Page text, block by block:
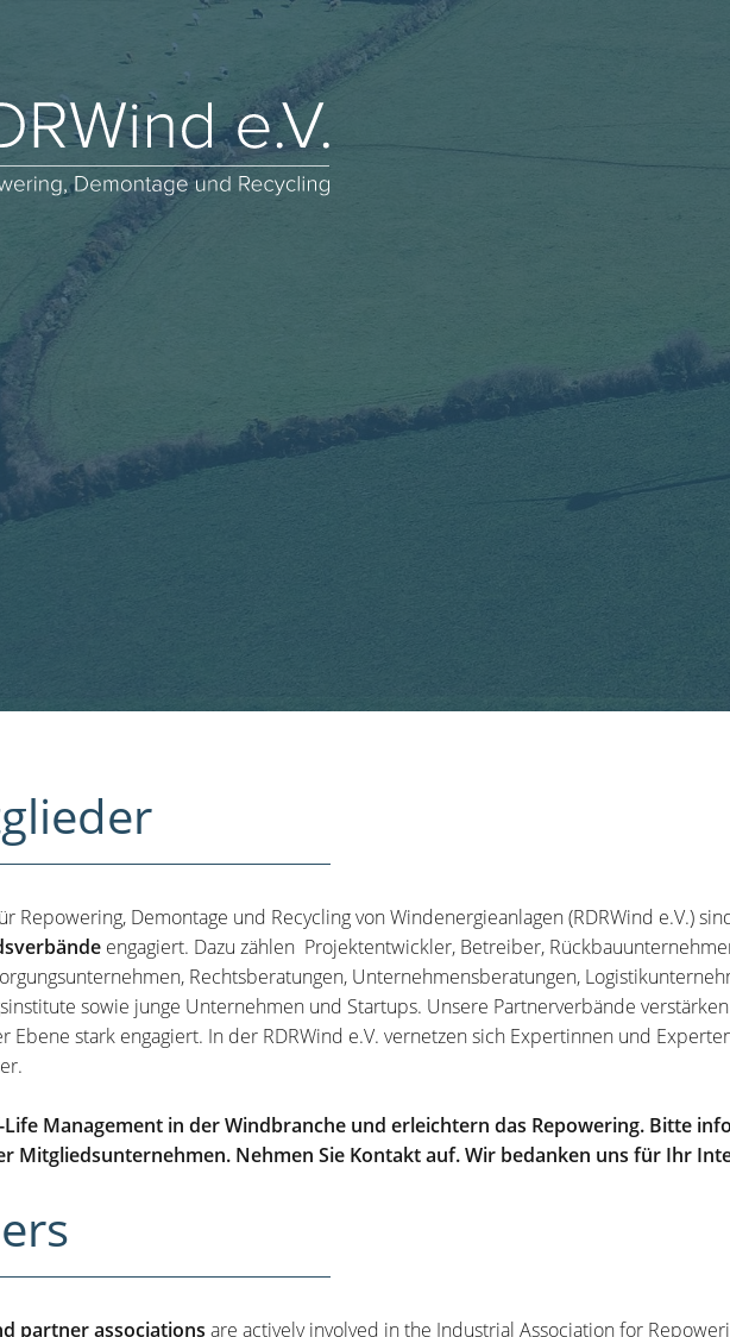
Repowering, Demontage und Recycling von Windenergieanlagen (RDRWind e.V.)
engagiert. Dazu zählen Projektentwickler, Betreiber,
Rechtsberatungen, Unternehmensberatungen,
sowie junge Unternehmen und Startups. Unsere Partnerverbände
Ebene stark engagiert. In der RDRWind e.V. vernetzen sich Expertinnen und
Management in der Windbranche und erleichtern das Repowering. Bitte
Mitgliedsunternehmen. Nehmen Sie Kontakt auf. Wir bedanken uns für Ihr
partner associations are actively involved in the Industrial Association for